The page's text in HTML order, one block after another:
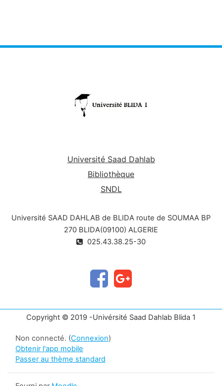
Université Saad Dahlab
Bibliothèque
SNDL
Université SAAD DAHLAB de BLIDA route de SOUMAA BP
270 BLIDA(09100) ALGERIE
025.43.38.25-30
Copyright © 2019 -Univérsité Saad Dahlab Blida 1
Non connecté. (Connexion)
Obtenir l'app mobile
Passer au thème standard